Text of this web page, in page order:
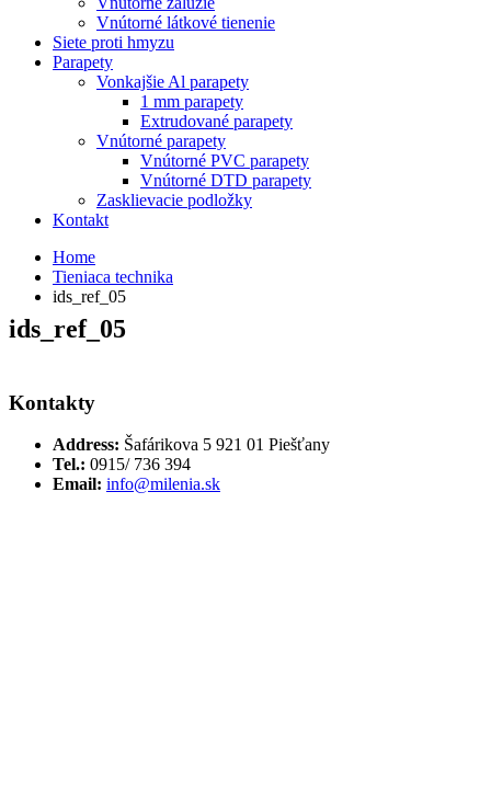
Vnútorné látkové tienenie
Siete proti hmyzu
Parapety
Vonkajšie Al parapety
1 mm parapety
Extrudované parapety
Vnútorné parapety
Vnútorné PVC parapety
Vnútorné DTD parapety
Zasklievacie podložky
Kontakt
Home
Tieniaca technika
ids_ref_05
ids_ref_05
Kontakty
Address: Šafárikova 5 921 01 Piešťany
Tel.: 0915/ 736 394
Email: info@milenia.sk